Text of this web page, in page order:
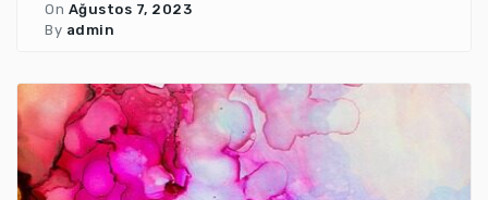
On Ağustos 7, 2023
By admin